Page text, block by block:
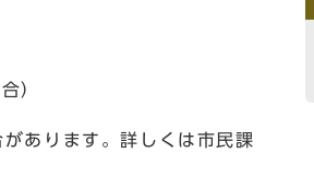
）
あります。詳しくは市民課